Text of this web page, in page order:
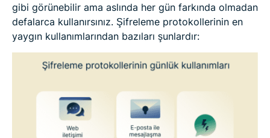
gibi görünebilir ama aslında her gün farkında olmadan
defalarca kullanırsınız. Şifreleme protokollerinin en
yaygın kullanımlarından bazıları şunlardır: